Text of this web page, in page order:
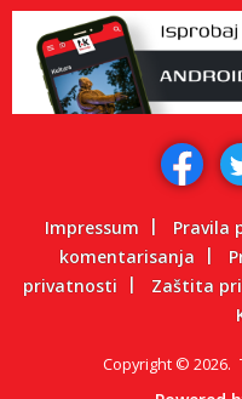
Impressum Pravila
komentarisanja
privatnosti
Zaštita
Copyright © 2026.